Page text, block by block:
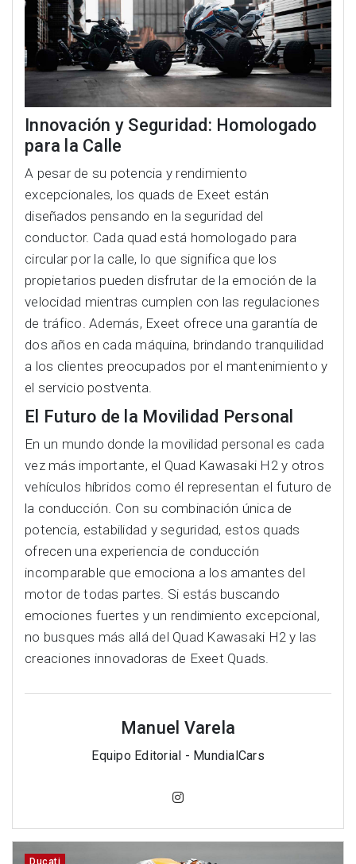
Innovación y Seguridad: Homologado
para la Calle
A pesar de su potencia y rendimiento
excepcionales, los quads de Exeet están
diseñados pensando en la seguridad del
conductor. Cada quad está homologado para
circular por la calle, lo que significa que los
propietarios pueden disfrutar de la emoción de la
velocidad mientras cumplen con las regulaciones
de tráfico. Además, Exeet ofrece una garantía de
dos años en cada máquina, brindando tranquilidad
a los clientes preocupados por el mantenimiento y
el servicio postventa.
El Futuro de la Movilidad Personal
En un mundo donde la movilidad personal es cada
vez más importante, el Quad Kawasaki H2 y otros
vehículos híbridos como él representan el futuro de
la conducción. Con su combinación única de
potencia, estabilidad y seguridad, estos quads
ofrecen una experiencia de conducción
incomparable que emociona a los amantes del
motor de todas partes. Si estás buscando
emociones fuertes y un rendimiento excepcional,
no busques más allá del Quad Kawasaki H2 y las
creaciones innovadoras de Exeet Quads.
Manuel Varela
Equipo Editorial - MundialCars
Ducati